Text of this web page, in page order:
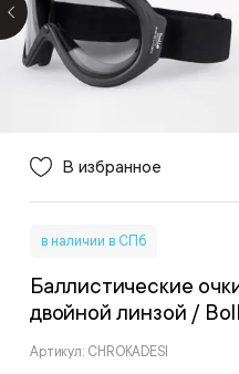
В избранное
в наличии в СПб
Баллистические
двойной линзой /
Артикул: CHROKADESI